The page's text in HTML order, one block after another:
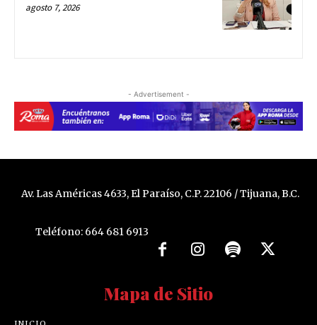
agosto 7, 2026
- Advertisement -
Av. Las Américas 4633, El Paraíso, C.P. 22106 / Tijuana, B.C.
Teléfono: 664 681 6913
Mapa de Sitio